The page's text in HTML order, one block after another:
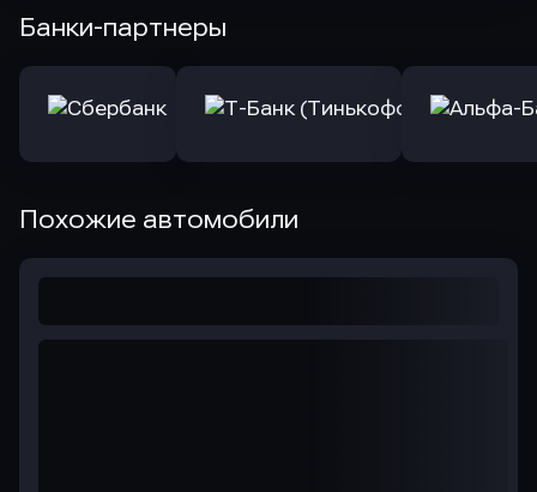
Банки-партнеры
Похожие автомобили